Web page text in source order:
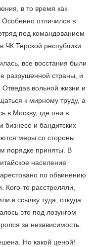
в то время как
отличился в
под командованием
ЧК Терской республики.
все восстания были
разрушенной страны, и
вольной жизни и
к мирному труду, а
в Москву, где они в
бизнесе и бандитских
меры со стороны
порядке приняты. В
население
по обвинению
Кого-то расстреляли,
в ссылку туда, откуда
это под лозунгом
за независимость.
Но какой ценой!